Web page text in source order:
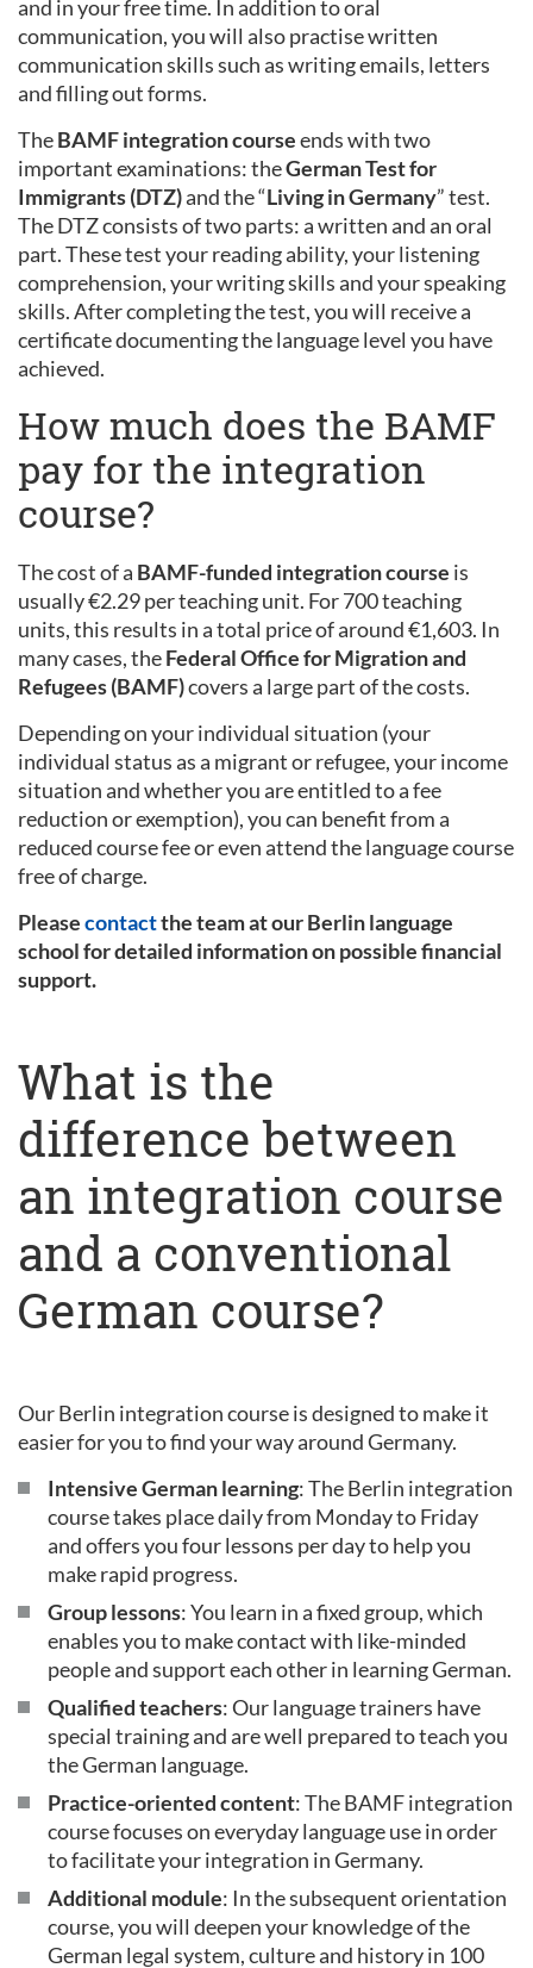
and in your free time. In addition to oral
communication, you will also practise written
communication skills such as writing emails, letters
and filling out forms.
TheBAMF integration courseends with two
important examinations: theGerman Test for
Immigrants (DTZ)and the “Living in Germany” test.
The DTZ consists of two parts: a written and an oral
part. These test your reading ability, your listening
comprehension, your writing skills and your speaking
skills. After completing the test, you will receive a
certificate documenting the language level you have
achieved.
How much does the BAMF
pay for the integration
course?
The cost of a BAMF-funded integration course is
usually €2.29 per teaching unit. For 700 teaching
units, this results in a total price of around €1,603. In
many cases, theFederal Office for Migration and
Refugees (BAMF)covers a large part of the costs.
Depending on your individual situation (your
individual status as a migrant or refugee, your income
situation and whether you are entitled to a fee
reduction or exemption), you can benefit from a
reduced course fee or even attend the language course
free of charge.
Pleasecontactthe team at our Berlin language
school for detailed information on possible financial
support.
What is the
difference between
an integration course
and a conventional
German course?
Our Berlin integration course is designed to make it
easier for you to find your way around Germany.
Intensive German learning: The Berlin integration
course takes place daily from Monday to Friday
and offers you four lessons per day to help you
make rapid progress.
Group lessons: You learn in a fixed group, which
enables you to make contact with like-minded
people and support each other in learning German.
Qualified teachers: Our language trainers have
special training and are well prepared to teach you
the German language.
Practice-oriented content: The BAMF integration
course focuses on everyday language use in order
to facilitate your integration in Germany.
Additional module: In the subsequent orientation
course, you will deepen your knowledge of the
German legal system, culture and history in 100